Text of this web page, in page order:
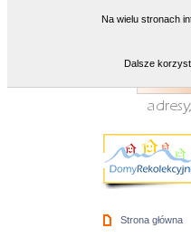
Strona główna
Na wielu stronach
Dalsze